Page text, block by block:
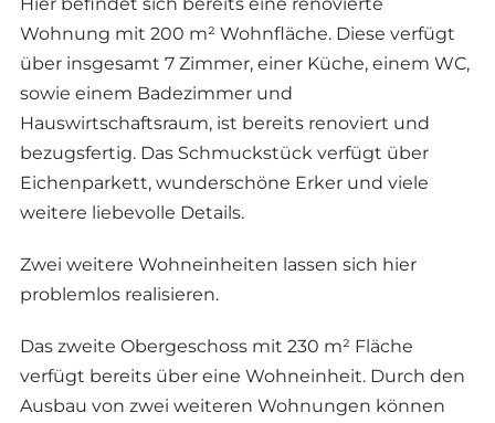
Wohnung mit 200 m² Wohnfläche. Diese verfügt
über insgesamt 7 Zimmer, einer Küche, einem WC,
sowie einem Badezimmer und
Hauswirtschaftsraum, ist bereits renoviert und
bezugsfertig. Das Schmuckstück verfügt über
Eichenparkett, wunderschöne Erker und viele
weitere liebevolle Details.
Zwei weitere Wohneinheiten lassen sich hier
problemlos realisieren.
Das zweite Obergeschoss mit 230 m² Fläche
verfügt bereits über eine Wohneinheit. Durch den
Ausbau von zwei weiteren Wohnungen können